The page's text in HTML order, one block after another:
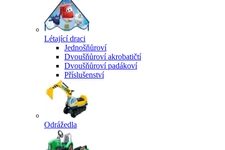
Létající draci
Jednošňůroví
Dvoušňůroví akrobatičtí
Dvoušňůroví padákoví
Příslušenství
Odrážedla